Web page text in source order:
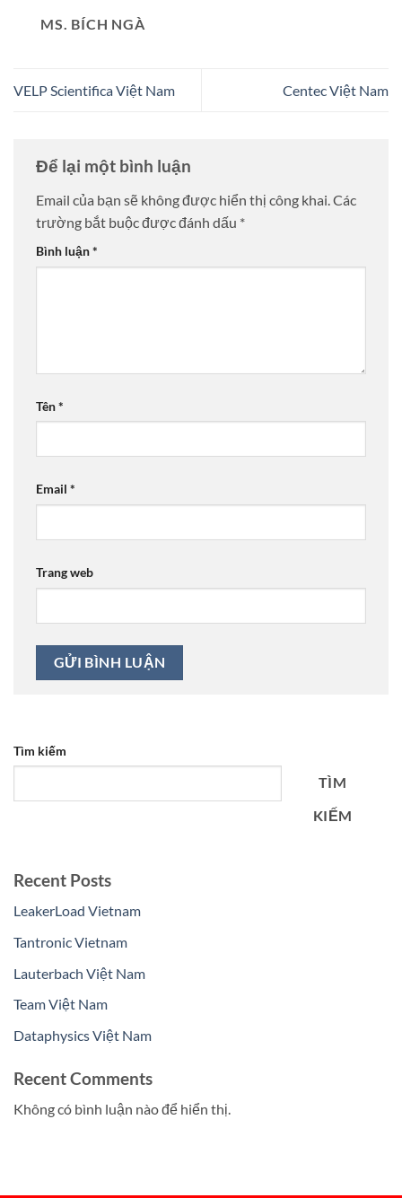
MS. BÍCH NGÀ
VELP Scientifica Việt Nam Centec Việt Nam
Để lại một bình luận
Email của bạn sẽ không được hiển thị công khai.Các
trường bắt buộc được đánh dấu *
Bình luận*
Tên*
Email *
Trang web
Tìm kiếm
TÌM
KIẾM
Recent Posts
LeakerLoad Vietnam
Tantronic Vietnam
Lauterbach Việt Nam
Team Việt Nam
Dataphysics Việt Nam
Recent Comments
Không có bình luận nào để hiển thị.